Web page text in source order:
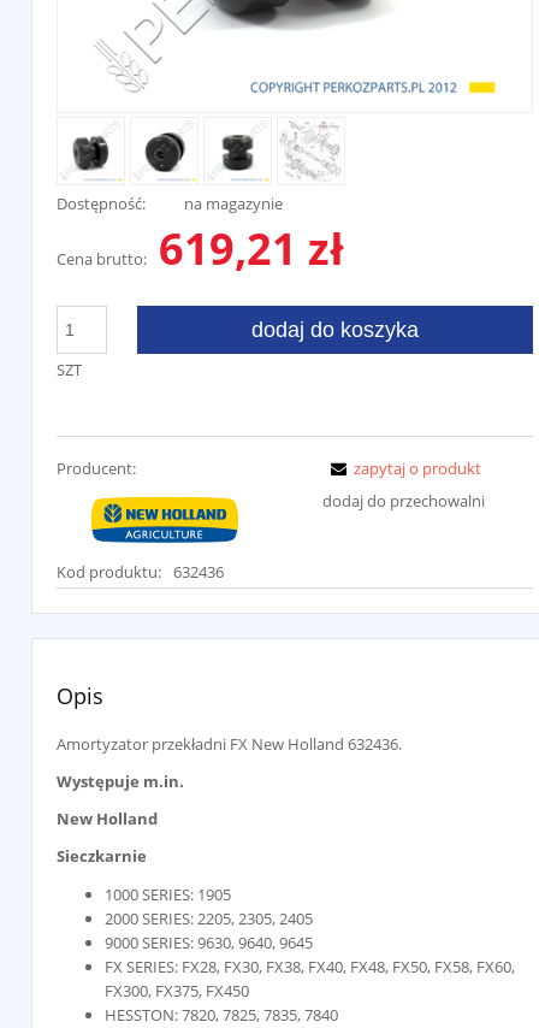
Dostępność: na magazynie
Cena brutto: 619,21 zł
SZT
dodaj do koszyka
Producent:
Kod produktu: 632436
zapytaj o produkt
dodaj do przechowalni
Opis
Amortyzator przekładni FX New Holland 632436.
Występuje m.in.
New Holland
Sieczkarnie
1000 SERIES: 1905
2000 SERIES: 2205, 2305, 2405
9000 SERIES: 9630, 9640, 9645
FX SERIES: FX28, FX30, FX38, FX40, FX48, FX50, FX58, FX60,
FX300, FX375, FX450
HESSTON: 7820, 7825, 7835, 7840